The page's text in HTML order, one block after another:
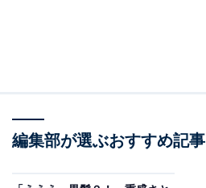
編集部が選ぶおすすめ記事